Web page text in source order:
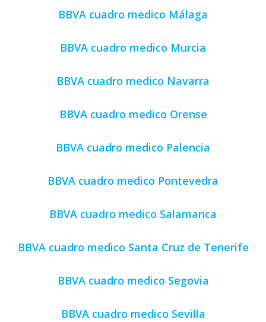
BBVA cuadro medico Málaga
BBVA cuadro medico Murcia
BBVA cuadro medico Navarra
BBVA cuadro medico Orense
BBVA cuadro medico Palencia
BBVA cuadro medico Pontevedra
BBVA cuadro medico Salamanca
BBVA cuadro medico Santa Cruz de Tenerife
BBVA cuadro medico Segovia
BBVA cuadro medico Sevilla